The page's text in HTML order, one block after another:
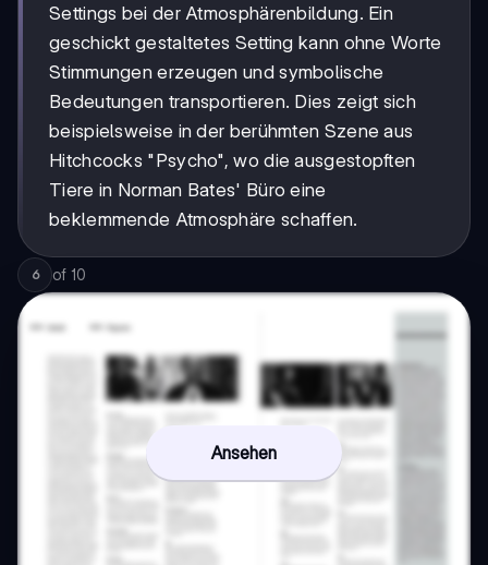
Settings bei der Atmosphärenbildung. Ein
geschickt gestaltetes Setting kann ohne Worte
Stimmungen erzeugen und symbolische
Bedeutungen transportieren. Dies zeigt sich
beispielsweise in der berühmten Szene aus
Hitchcocks "Psycho", wo die ausgestopften
Tiere in Norman Bates' Büro eine
beklemmende Atmosphäre schaffen.
6 of 10
Ansehen